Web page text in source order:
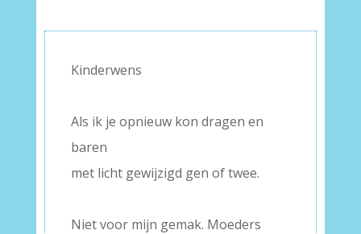
Kinderwens
Als ik je opnieuw kon dragen en
baren
met licht gewijzigd gen of twee.
Niet voor mijn gemak. Moeders